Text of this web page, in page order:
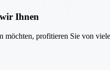
Ihnen
möchten, profitieren Sie von